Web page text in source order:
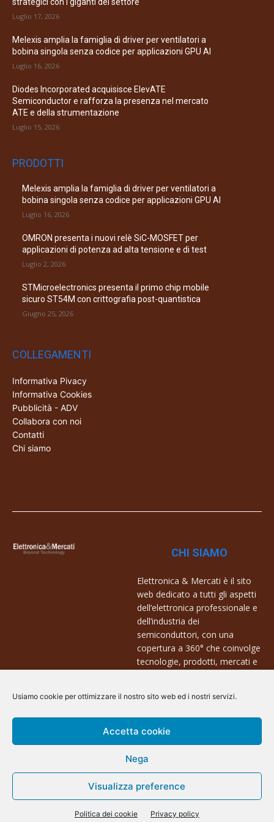
Usiamo cookie per ottimizzare il nostro sito web ed i nostri servizi.
Accetta cookie
Nega
Visualizza preference
Politica dei cookie Privacy policy
Luglio 17, 2026
Melexis amplia la famiglia di driver per ventilatori a
bobina singola senza codice per applicazioni GPU AI
Luglio 16, 2026
Diodes Incorporated acquisisce ElevATE
Semiconductor e rafforza la presenza nel mercato
ATE e della strumentazione
Luglio 15, 2026
PRODOTTI
Melexis amplia la famiglia di driver per ventilatori a
bobina singola senza codice per applicazioni GPU AI
Luglio 16, 2026
OMRON presenta i nuovi relè SiC-MOSFET per
applicazioni di potenza ad alta tensione e di test
Luglio 2, 2026
STMicroelectronics presenta il primo chip mobile
sicuro ST54M con crittografia post-quantistica
Giugno 25, 2026
COLLEGAMENTI
Informativa Pivacy
Informativa Cookies
Pubblicità - ADV
Collabora con noi
Contatti
Chi siamo
CHI SIAMO
Elettronica & Mercati è il sito
web dedicato a tutti gli aspetti
dell’elettronica professionale e
dell’industria dei
semiconduttori, con una
copertura a 360° che coinvolge
tecnologie, prodotti, mercati e
Contatti:
info@arscommunication.it
@ArsCommunication 2023